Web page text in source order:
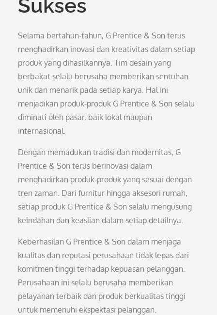
Sukses
Selama bertahun-tahun, G Prentice & Son terus
menghadirkan inovasi dan kreativitas dalam setiap
produk yang dihasilkannya. Tim desain yang
berbakat selalu berusaha memberikan sentuhan
unik dan menarik pada setiap karya. Hal ini
menjadikan produk-produk G Prentice & Son selalu
diminati oleh pasar, baik lokal maupun
internasional.
Dengan memadukan tradisi dan modernitas, G
Prentice & Son terus berinovasi dalam
menghadirkan produk-produk yang sesuai dengan
tren zaman. Dari furnitur hingga aksesori rumah,
setiap produk G Prentice & Son selalu mengusung
keindahan dan keaslian dalam setiap detailnya.
Keberhasilan G Prentice & Son dalam menjaga
kualitas dan reputasi perusahaan tidak lepas dari
komitmen tinggi terhadap kepuasan pelanggan.
Perusahaan ini selalu berusaha memberikan
pelayanan terbaik dan produk berkualitas tinggi
untuk memenuhi ekspektasi pelanggan.